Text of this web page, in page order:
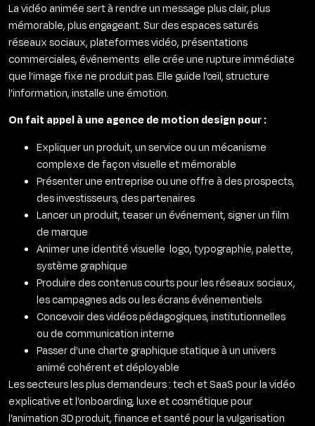
La vidéo animée sert à rendre un message plus clair, plus
mémorable, plus engageant. Sur des espaces saturés
réseaux sociaux, plateformes vidéo, présentations
commerciales, événements elle crée une rupture immédiate
que l’image fixe ne produit pas. Elle guide l’œil, structure
l’information, installe une émotion.
On fait appel à une agence de motion design pour :
Expliquer un produit, un service ou un mécanisme
complexe de façon visuelle et mémorable
Présenter une entreprise ou une offre à des prospects,
des investisseurs, des partenaires
Lancer un produit, teaser un événement, signer un film
de marque
Animer une identité visuelle logo, typographie, palette,
système graphique
Produire des contenus courts pour les réseaux sociaux,
les campagnes ads ou les écrans événementiels
Concevoir des vidéos pédagogiques, institutionnelles
ou de communication interne
Passer d’une charte graphique statique à un univers
animé cohérent et déployable
Les secteurs les plus demandeurs : tech et SaaS pour la vidéo
explicative et l’onboarding, luxe et cosmétique pour
l’animation 3D produit, finance et santé pour la vulgarisation